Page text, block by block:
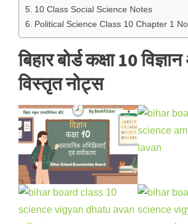
10 Class Social Science Notes
Political Science Class 10 Chapter 1
बिहार बोर्ड कक्षा 10
विस्तृत नोट्स